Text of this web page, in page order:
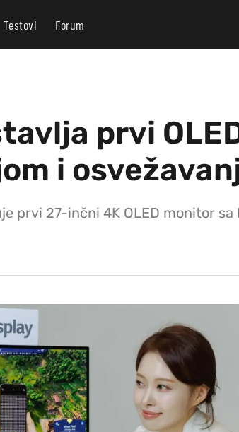
Testovi Forum
prvi
i
prvi 27-inčni 4K OLED monitor